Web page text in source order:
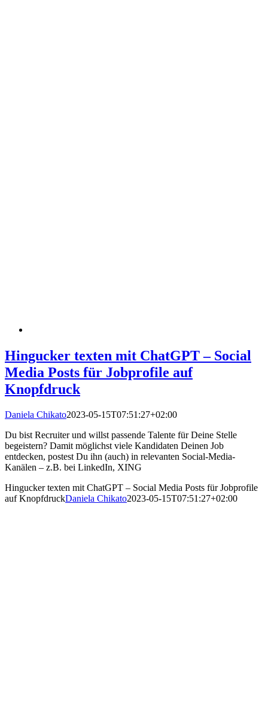
Hingucker texten mit ChatGPT – Social
Media Posts für Jobprofile auf
Knopfdruck
Daniela Chikato2023-05-15T07:51:27+02:00
Du bist Recruiter und willst passende Talente für Deine Stelle
begeistern? Damit möglichst viele Kandidaten Deinen Job
entdecken, postest Du ihn (auch) in relevanten Social-Media-
Kanälen – z.B. bei LinkedIn, XING
Hingucker texten mit ChatGPT – Social Media Posts für Jobprofile
auf KnopfdruckDaniela Chikato2023-05-15T07:51:27+02:00